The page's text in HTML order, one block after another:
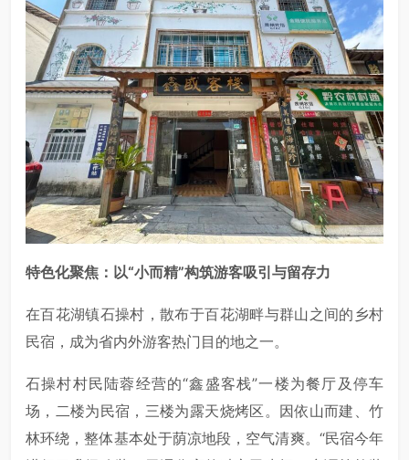
特色化聚焦：以“小而精”构筑游客吸引与留存力
在百花湖镇石操村，散布于百花湖畔与群山之间的乡村
民宿，成为省内外游客热门目的地之一。
石操村村民陆蓉经营的“鑫盛客栈”一楼为餐厅及停车
场，二楼为民宿，三楼为露天烧烤区。因依山而建、竹
林环绕，整体基本处于荫凉地段，空气清爽。“民宿今年